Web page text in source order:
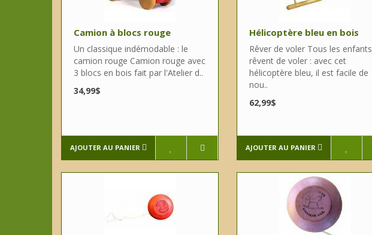
Camion à blocs rouge
Un classique indémodable : le
camion rouge Camion rouge avec
3 blocs en bois fait par l'Atelier d..
34,99$
AJOUTER AU PANIER
Hélicoptère bleu en bois
Rêver de voler Tous les enfants
rêvent de voler : avec cet
hélicoptère bleu, il est facile de
nou..
62,99$
AJOUTER AU PANIER